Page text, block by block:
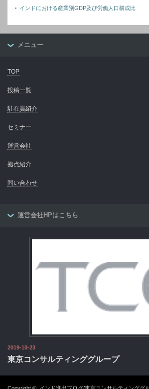
インドにおける産業別GDP及び労働人口構成比
メニュー
TOP
投稿一覧
駐在員紹介
セミナー
運営会社
拠点紹介
問い合わせ
運営会社HPはこちら
2019-10-23
東京コンサルティンググループ